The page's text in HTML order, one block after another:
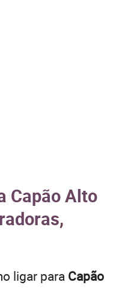
Capão Alto
ligar para Capão